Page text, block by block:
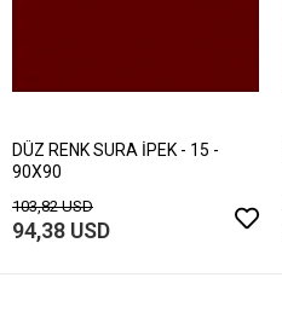
DÜZ RENK SURA İPEK - 15 -
90X90
103,82 USD
94,38 USD